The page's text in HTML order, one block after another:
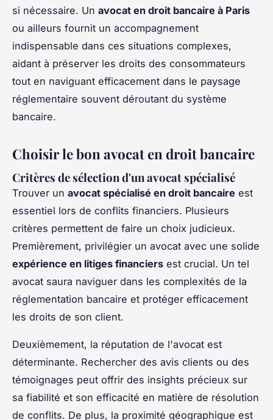
si nécessaire. Un avocat en droit bancaire à Paris
ou ailleurs fournit un accompagnement
indispensable dans ces situations complexes,
aidant à préserver les droits des consommateurs
tout en naviguant efficacement dans le paysage
réglementaire souvent déroutant du système
bancaire.
Choisir le bon avocat en droit bancaire
Critères de sélection d'un avocat spécialisé
Trouver un avocat spécialisé en droit bancaire est
essentiel lors de conflits financiers. Plusieurs
critères permettent de faire un choix judicieux.
Premièrement, privilégier un avocat avec une solide
expérience en litiges financiers est crucial. Un tel
avocat saura naviguer dans les complexités de la
réglementation bancaire et protéger efficacement
les droits de son client.
Deuxièmement, la réputation de l'avocat est
déterminante. Rechercher des avis clients ou des
témoignages peut offrir des insights précieux sur
sa fiabilité et son efficacité en matière de résolution
de conflits. De plus, la proximité géographique est